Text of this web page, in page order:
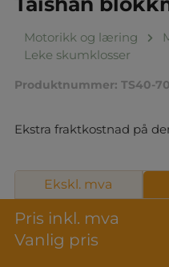
Motorikk og læring
Leke skumklosser
Produktnummer: TS40-
Ekstra fraktkostnad på
Pris inkl. mva
Vanlig pris
Ekskl. mva